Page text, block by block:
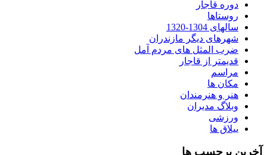
دوره قاجار
روستاها
سالهای 1304-1320
شهرهای دیگر مازندران
ضرب المثل های مردم آمل
قدیمتر از قاجار
مراسم
مکان ها
هنر و هنرمندان
وبلاگ مدیران
ورزشی
ییلاق ها
آخرین برچسب ها